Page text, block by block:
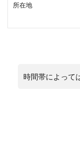
所在地
時間帯によって